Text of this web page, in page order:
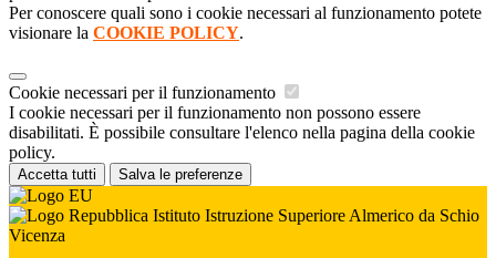
Per conoscere quali sono i cookie necessari al funzionamento potete
visionare la COOKIE POLICY.
Cookie necessari per il funzionamento
I cookie necessari per il funzionamento non possono essere
disabilitati. È possibile consultare l'elenco nella pagina della cookie
policy.
Accetta tutti Salva le preferenze
Istituto Istruzione Superiore Almerico da Schio
Vicenza